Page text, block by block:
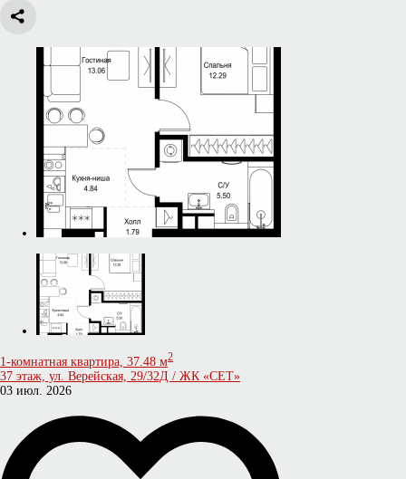
1-комнатная квартира, 37.48 м2
37 этаж, ул. Верейская, 29/32Д / ЖК «СЕТ»
03 июл. 2026